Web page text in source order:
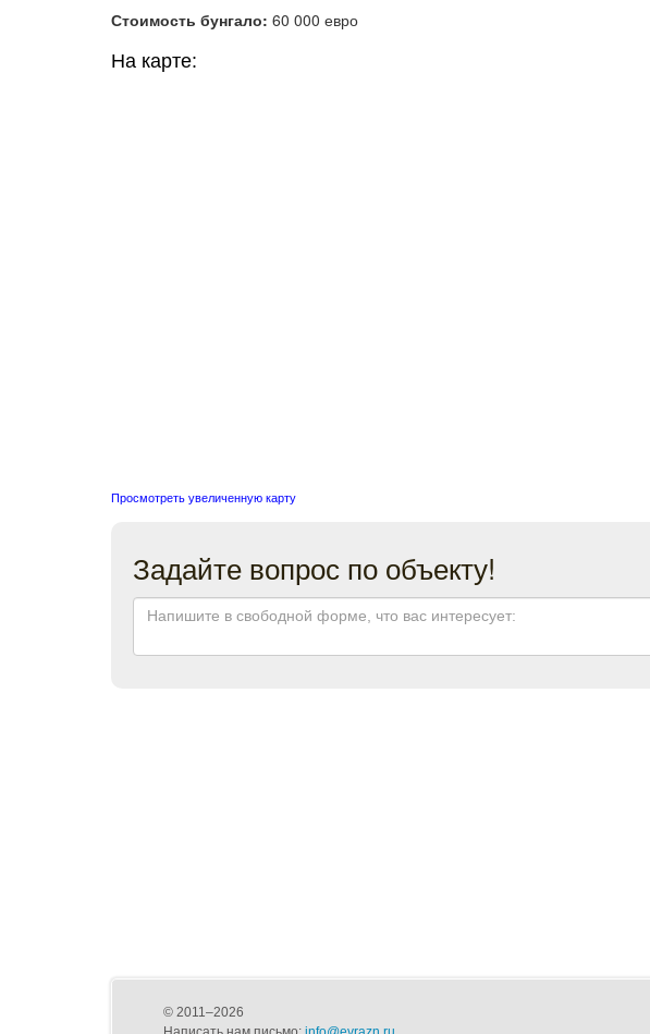
Стоимость бунгало: 60 000 евро
На карте:
Просмотреть увеличенную карту
Задайте вопрос по объекту!
© 2011–2026